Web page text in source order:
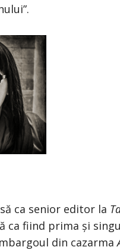
ca senior editor la
ca fiind prima și
din cazarma